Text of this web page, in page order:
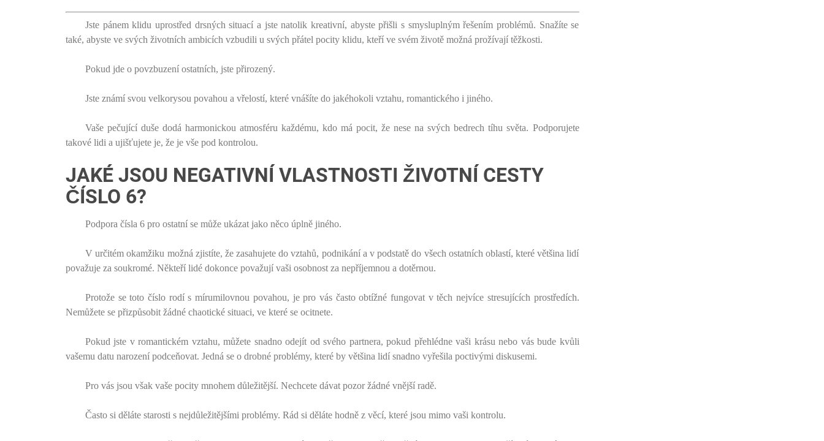
Jste pánem klidu uprostřed drsných situací a jste natolik kreativní, abyste přišli s smysluplným řešením problémů. Snažíte se
také, abyste ve svých životních ambicích vzbudili u svých přátel pocity klidu, kteří ve svém životě možná prožívají těžkosti.
Pokud jde o povzbuzení ostatních, jste přirozený.
Jste známí svou velkorysou povahou a vřelostí, které vnášíte do jakéhokoli vztahu, romantického i jiného.
Vaše pečující duše dodá harmonickou atmosféru každému, kdo má pocit, že nese na svých bedrech tíhu světa. Podporujete
takové lidi a ujišťujete je, že je vše pod kontrolou.
JAKÉ JSOU NEGATIVNÍ VLASTNOSTI ŽIVOTNÍ CESTY
ČÍSLO 6?
Podpora čísla 6 pro ostatní se může ukázat jako něco úplně jiného.
V určitém okamžiku možná zjistíte, že zasahujete do vztahů, podnikání a v podstatě do všech ostatních oblastí, které většina lidí
považuje za soukromé. Někteří lidé dokonce považují vaši osobnost za nepříjemnou a dotěrnou.
Protože se toto číslo rodí s mírumilovnou povahou, je pro vás často obtížné fungovat v těch nejvíce stresujících prostředích.
Nemůžete se přizpůsobit žádné chaotické situaci, ve které se ocitnete.
Pokud jste v romantickém vztahu, můžete snadno odejít od svého partnera, pokud přehlédne vaši krásu nebo vás bude kvůli
vašemu datu narození podceňovat. Jedná se o drobné problémy, které by většina lidí snadno vyřešila poctivými diskusemi.
Pro vás jsou však vaše pocity mnohem důležitější. Nechcete dávat pozor žádné vnější radě.
Často si děláte starosti s nejdůležitějšími problémy. Rád si děláte hodně z věcí, které jsou mimo vaši kontrolu.